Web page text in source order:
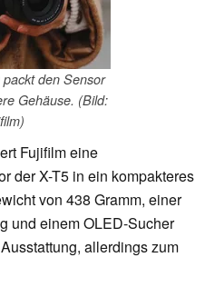
den Sensor
Gehäuse. (Bild:
Fujifilm eine
der X-T5 in ein kompakteres
von 438 Gramm, einer
und einem OLED-Sucher
allerdings zum